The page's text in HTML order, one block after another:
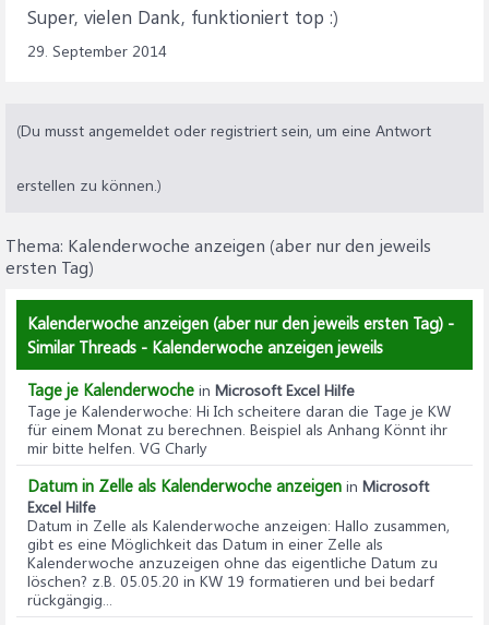
Super, vielen Dank, funktioniert top :)
29. September 2014
(Du musst angemeldet oder registriert sein, um eine Antwort
erstellen zu können.)
Thema: Kalenderwoche anzeigen (aber nur den jeweils
ersten Tag)
Kalenderwoche anzeigen (aber nur den jeweils ersten Tag) -
Similar Threads - Kalenderwoche anzeigen jeweils
Tage je Kalenderwoche in Microsoft Excel Hilfe
Tage je Kalenderwoche: Hi Ich scheitere daran die Tage je KW
für einem Monat zu berechnen. Beispiel als Anhang Könnt ihr
mir bitte helfen. VG Charly
Datum in Zelle als Kalenderwoche anzeigen in Microsoft
Excel Hilfe
Datum in Zelle als Kalenderwoche anzeigen: Hallo zusammen,
gibt es eine Möglichkeit das Datum in einer Zelle als
Kalenderwoche anzuzeigen ohne das eigentliche Datum zu
löschen? z.B. 05.05.20 in KW 19 formatieren und bei bedarf
rückgängig...